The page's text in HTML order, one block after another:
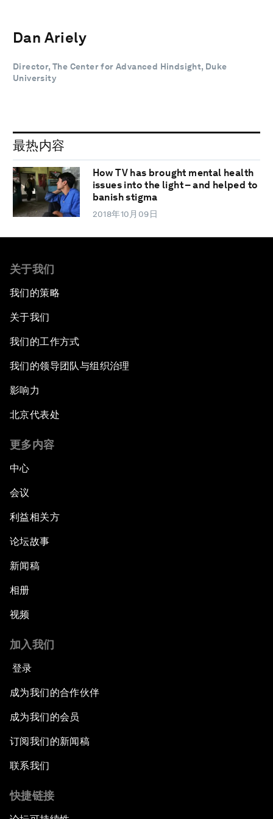
Dan Ariely
Director, The Center for Advanced Hindsight, Duke
University
最热内容
How TV has brought mental health
issues into the light – and helped to
banish stigma
2018年10月09日
关于我们
我们的策略
关于我们
我们的工作方式
我们的领导团队与组织治理
影响力
北京代表处
更多内容
中心
会议
利益相关方
论坛故事
新闻稿
相册
视频
加入我们
登录
成为我们的合作伙伴
成为我们的会员
订阅我们的新闻稿
联系我们
快捷链接